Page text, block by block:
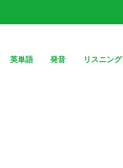
英単語 発音 リスニング